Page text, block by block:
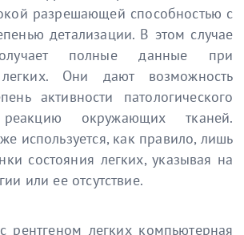
разрешающей способностью с
детализации. В этом случае
полные данные при
легких. Они дают возможность
активности патологического
окружающих тканей.
используется, как правило, лишь
состояния легких, указывая на
или ее отсутствие.
рентгеном легких компьютерная